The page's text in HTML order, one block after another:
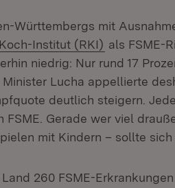
Württembergs mit
Institut (RKI) (Öffnet in
als FSME-
niedrig: Nur rund 17
Lucha appellierte
deutlich steigern.
Gerade wer viel
mit Kindern – sollte
260 FSME-